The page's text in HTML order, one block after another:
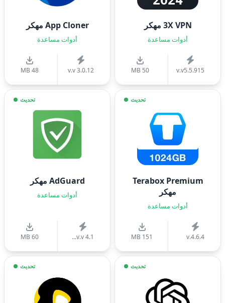
3X VPN مهكر
أدوات مساعدة
v.v5.5.915
50 MB
App Cloner مهكر
أدوات مساعدة
v.v 3.0.12
48 MB
تحديث
Terabox Premium
مهكر
أدوات مساعدة
v.4.6.4
151 MB
تحديث
AdGuard مهكر
أدوات مساعدة
v.v 4.1...
60 MB
تحديث تحديث